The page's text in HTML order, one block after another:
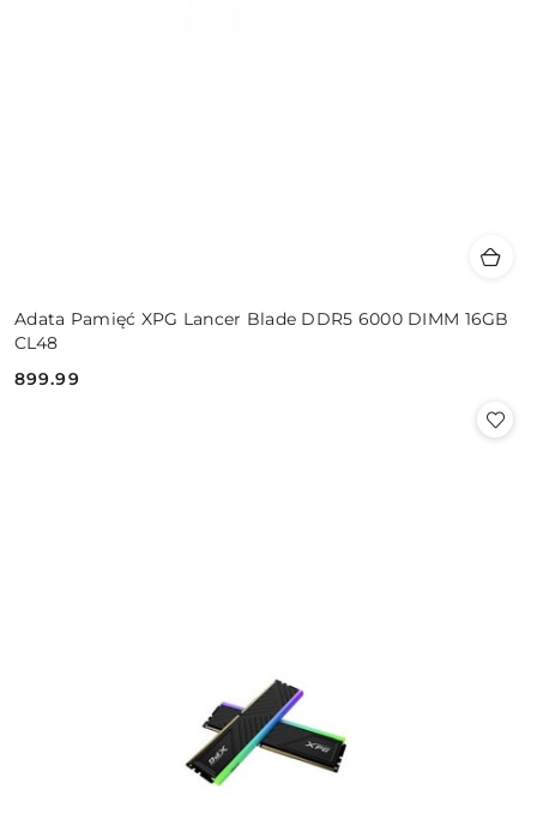
Adata Pamięć XPG Lancer Blade DDR5 6000 DIMM 16GB
CL48
Cena:
899.99